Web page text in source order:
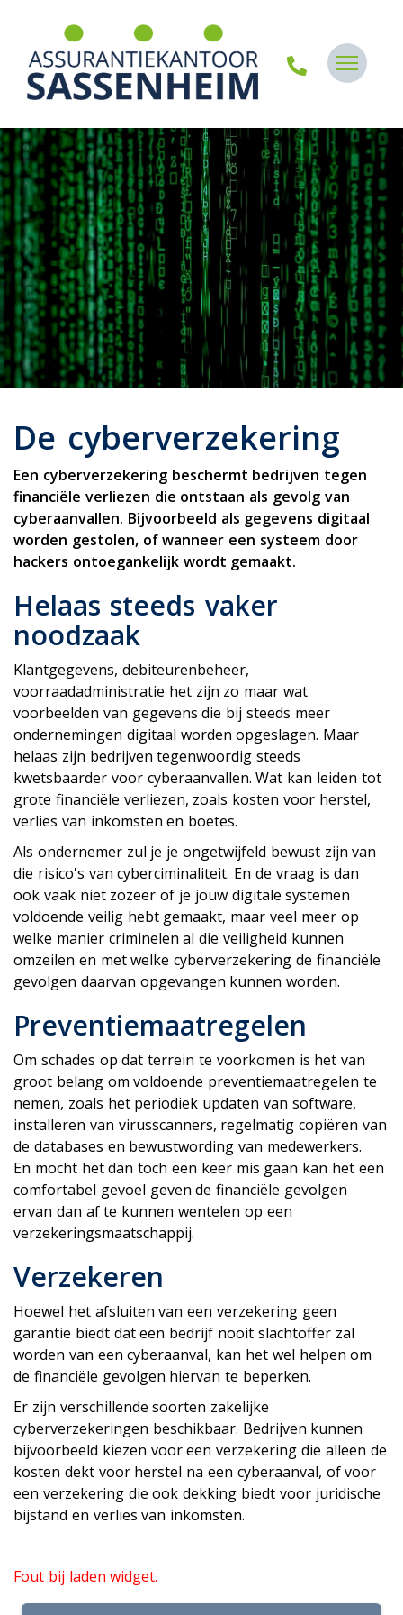
De cyberverzekering
Een cyberverzekering beschermt bedrijven tegen
financiële verliezen die ontstaan als gevolg van
cyberaanvallen. Bijvoorbeeld als gegevens digitaal
worden gestolen, of wanneer een systeem door
hackers ontoegankelijk wordt gemaakt.
Helaas steeds vaker
noodzaak
Klantgegevens, debiteurenbeheer,
voorraadadministratie het zijn zo maar wat
voorbeelden van gegevens die bij steeds meer
ondernemingen digitaal worden opgeslagen. Maar
helaas zijn bedrijven tegenwoordig steeds
kwetsbaarder voor cyberaanvallen. Wat kan leiden tot
grote financiële verliezen, zoals kosten voor herstel,
verlies van inkomsten en boetes.
Als ondernemer zul je je ongetwijfeld bewust zijn van
die risico's van cyberciminaliteit. En de vraag is dan
ook vaak niet zozeer of je jouw digitale systemen
voldoende veilig hebt gemaakt, maar veel meer op
welke manier criminelen al die veiligheid kunnen
omzeilen en met welke cyberverzekering de financiële
gevolgen daarvan opgevangen kunnen worden.
Preventiemaatregelen
Om schades op dat terrein te voorkomen is het van
groot belang om voldoende preventiemaatregelen te
nemen, zoals het periodiek updaten van software,
installeren van virusscanners, regelmatig copiëren van
de databases en bewustwording van medewerkers.
En mocht het dan toch een keer mis gaan kan het een
comfortabel gevoel geven de financiële gevolgen
ervan dan af te kunnen wentelen op een
verzekeringsmaatschappij.
Verzekeren
Hoewel het afsluiten van een verzekering geen
garantie biedt dat een bedrijf nooit slachtoffer zal
worden van een cyberaanval, kan het wel helpen om
de financiële gevolgen hiervan te beperken.
Er zijn verschillende soorten zakelijke
cyberverzekeringen beschikbaar. Bedrijven kunnen
bijvoorbeeld kiezen voor een verzekering die alleen de
kosten dekt voor herstel na een cyberaanval, of voor
een verzekering die ook dekking biedt voor juridische
bijstand en verlies van inkomsten.
Fout bij laden widget.